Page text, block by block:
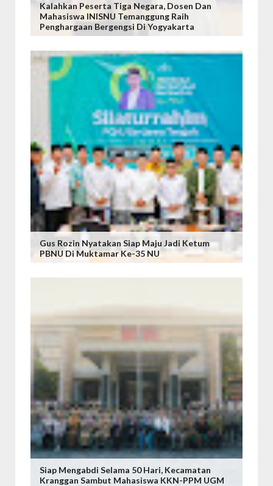
Kalahkan Peserta Tiga Negara, Dosen Dan
Mahasiswa INISNU Temanggung Raih
Penghargaan Bergengsi Di Yogyakarta
Gus Rozin Nyatakan Siap Maju Jadi Ketum
PBNU Di Muktamar Ke-35 NU
Siap Mengabdi Selama 50 Hari, Kecamatan
Kranggan Sambut Mahasiswa KKN-PPM UGM